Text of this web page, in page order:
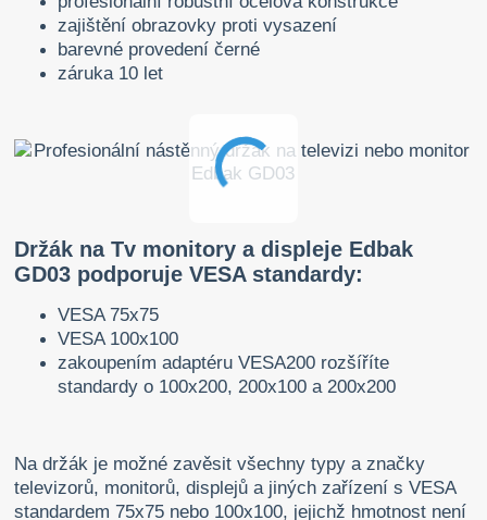
zajištění obrazovky proti vysazení
barevné provedení černé
záruka 10 let
Držák na Tv monitory a displeje Edbak
GD03 podporuje VESA standardy:
VESA 75x75
VESA 100x100
zakoupením adaptéru VESA200 rozšíříte
standardy o 100x200, 200x100 a 200x200
Na držák je možné zavěsit všechny typy a značky
televizorů, monitorů, displejů a jiných zařízení s VESA
standardem 75x75 nebo 100x100, jejichž hmotnost není